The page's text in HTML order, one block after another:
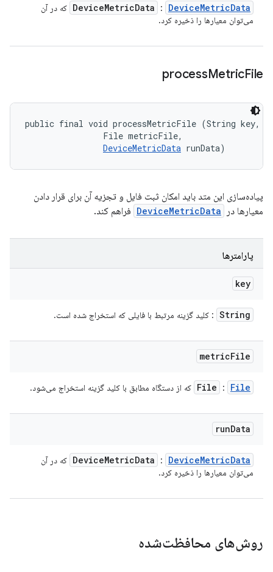
DeviceMetricData : DeviceMetricData
که در آن
می‌توان معیارها را ذخیره کرد.
processMetricFile
public final void processMetricFile (String key,
                File metricFile,
DeviceMetricData runData)
پیاده‌سازی این متد باید امکان ثبت فایل و تجزیه آن برای قرار دادن
معیارها در
DeviceMetricData فراهم کند.
پارامترها
key
String : کلید گزینه مرتبط با فایلی که استخراج شده است.
metricFile
File : File که از دستگاه مطابق با کلید گزینه استخراج می‌شود.
runData
DeviceMetricData : DeviceMetricData
که در آن
می‌توان معیارها را ذخیره کرد.
روش‌های محافظت‌شده